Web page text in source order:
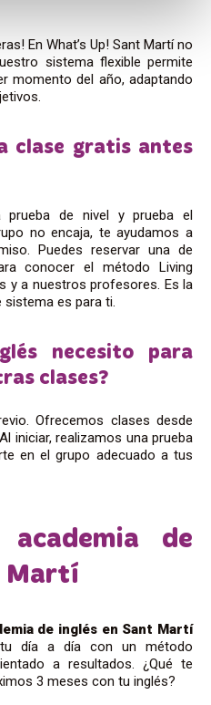
En What’s Up! Sant Martí no
sistema flexible permite
momento del año, adaptando
clase gratis antes
prueba de nivel y prueba el
no encaja, te ayudamos a
Puedes reservar una de
conocer el método Living
y a nuestros profesores. Es la
es para ti.
necesito para
clases?
Ofrecemos clases desde
iniciar, realizamos una prueba
en el grupo adecuado a tus
de
Martí
de inglés en Sant Martí
día a día con un método
a resultados. ¿Qué te
3 meses con tu inglés?